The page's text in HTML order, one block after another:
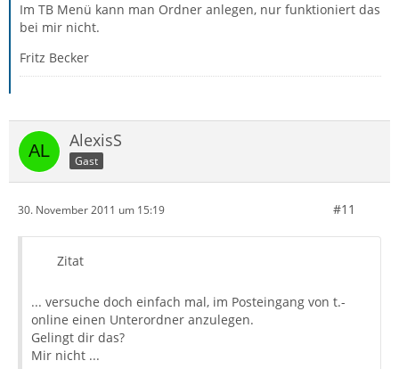
Im TB Menü kann man Ordner anlegen, nur funktioniert das
bei mir nicht.
Fritz Becker
AlexisS
Gast
30. November 2011 um 15:19 #11
Zitat
... versuche doch einfach mal, im Posteingang von t.-
online einen Unterordner anzulegen.
Gelingt dir das?
Mir nicht ...